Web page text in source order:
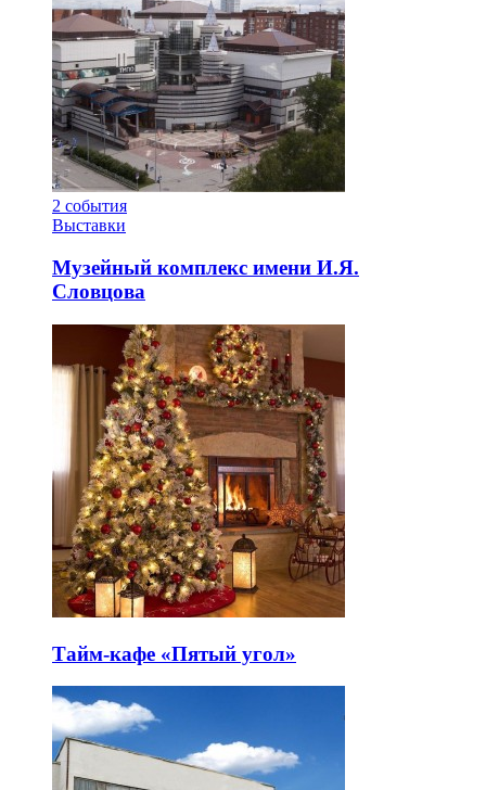
2 события
Выставки
Музейный комплекс имени И.Я.
Словцова
Тайм-кафе «Пятый угол»